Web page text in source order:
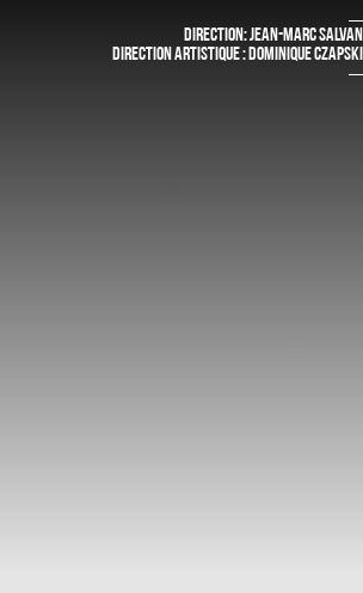
DIRECTION: JEAN-MARC SALVAN
DIRECTION ARTISTIQUE : DOMINIQUE CZAPSKI